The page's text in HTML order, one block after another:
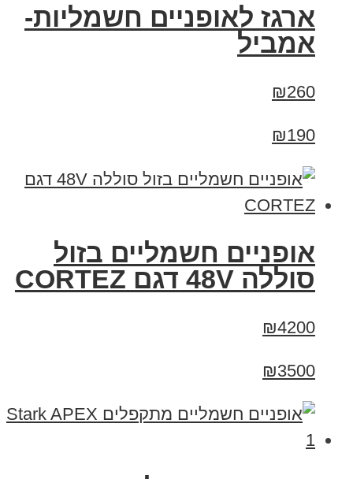
ארגז לאופניים חשמליות-
אמביל
₪260
₪190
אופניים חשמליים בזול
סוללה 48V דגם CORTEZ
₪4200
₪3500